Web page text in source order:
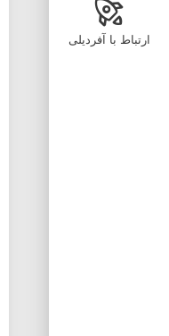
ارتباط با آفردیلی